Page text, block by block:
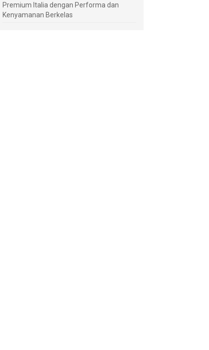
Premium Italia dengan Performa dan
Kenyamanan Berkelas